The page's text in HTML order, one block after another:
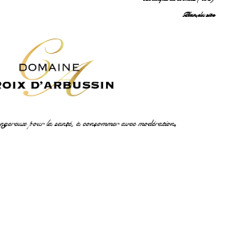
Plan du site
pour la santé, à consommer avec modération.